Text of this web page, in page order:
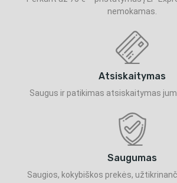
nemokamas.
Atsiskaitymas
Saugus ir patikimas atsiskaitymas
Saugumas
Saugios, kokybiškos prekės,